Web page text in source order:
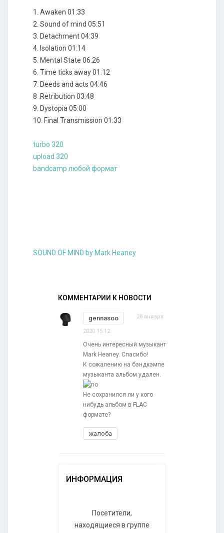
1. Awaken 01:33
2. Sound of mind 05:51
3. Detachment 04:39
4. Isolation 01:14
5. Mental State 06:26
6. Time ticks away 01:12
7. Deeds and acts 04:46
8 .Retribution 03:48
9. Dystopia 05:00
10. Final Transmission 01:33
turbo 320
upload 320
bandcamp любой формат
SOUND OF MIND by Mark Heaney
КОММЕНТАРИИ К НОВОСТИ
gennasoo 28 января
2020 15:12
Очень интересный музыкант
Mark Heaney. Спасибо!
К сожалению на бэндкэмпе
музыканта альбом удален.
Не сохранился ли у кого
нибудь альбом в FLAC
формате?
жалоба
ИНФОРМАЦИЯ
Посетители,
находящиеся в группе